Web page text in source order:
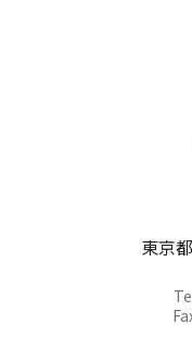
東京